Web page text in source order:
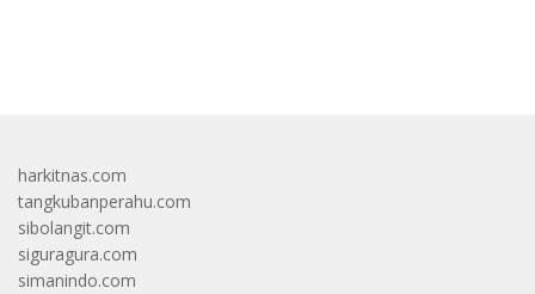
harkitnas.com
tangkubanperahu.com
sibolangit.com
siguragura.com
simanindo.com